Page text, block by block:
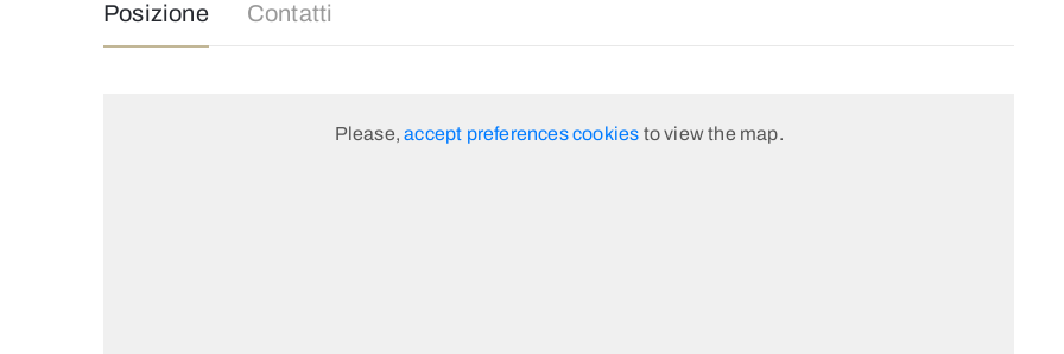
Posizione Contatti
Please,accept preferences cookies to view the map.